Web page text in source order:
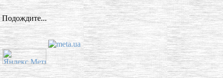
Подождите...